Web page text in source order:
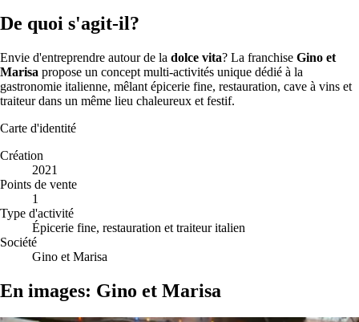
De quoi s'agit-il?
Envie d'entreprendre autour de la dolce vita? La franchise Gino et
Marisa propose un concept multi-activités unique dédié à la
gastronomie italienne, mêlant épicerie fine, restauration, cave à vins et
traiteur dans un même lieu chaleureux et festif.
Carte d'identité
Création
2021
Points de vente
1
Type d'activité
Épicerie fine, restauration et traiteur italien
Société
Gino et Marisa
En images: Gino et Marisa